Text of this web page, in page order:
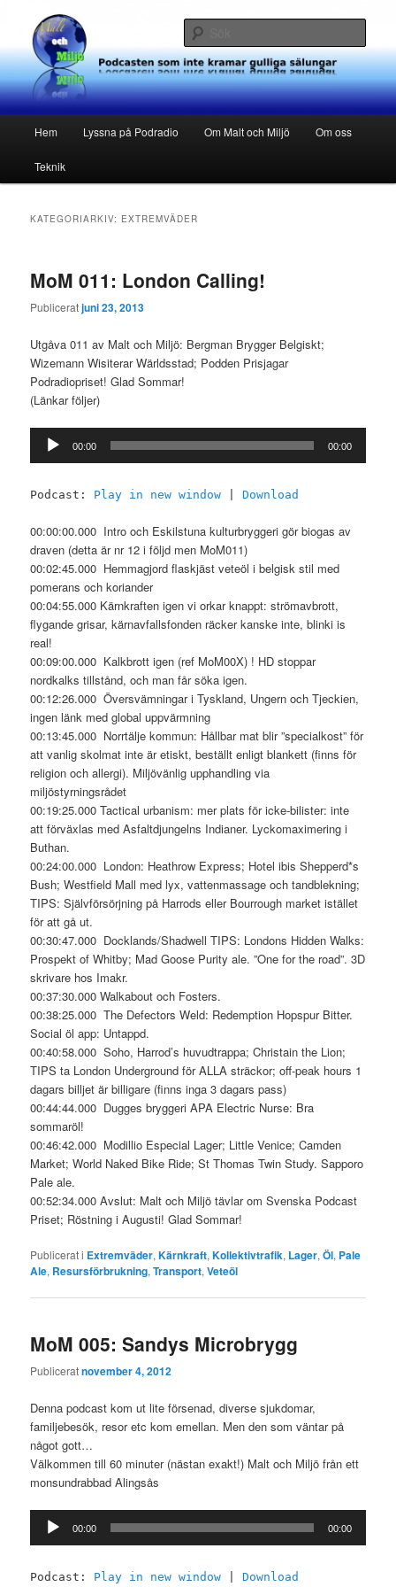
primärt
innehåll
sekundärt
innehållMalt och Miljö
Hem Lyssna på Podradio Om Malt och Miljö Om oss
Teknik
KATEGORIARKIV: EXTREMVÄDER
MoM 011: London Calling!
Publiceratjuni 23, 2013
Utgåva 011 av Malt och Miljö: Bergman Brygger Belgiskt;
Wizemann Wisiterar Wärldsstad; Podden Prisjagar
Podradiopriset! Glad Sommar!
(Länkar följer)
00:00 00:00
Podcast: Play in new window |Download
00:00:00.000 Intro och Eskilstuna kulturbryggeri gör biogas av
draven (detta är nr 12 i följd men MoM011)
00:02:45.000 Hemmagjord flaskjäst veteöl i belgisk stil med
pomerans och koriander
00:04:55.000 Kärnkraften igen vi orkar knappt: strömavbrott,
flygande grisar, kärnavfallsfonden räcker kanske inte, blinki is
real!
00:09:00.000 Kalkbrott igen (ref MoM00X) ! HD stoppar
nordkalks tillstånd, och man får söka igen.
00:12:26.000 Översvämningar i Tyskland, Ungern och Tjeckien,
ingen länk med global uppvärmning
00:13:45.000 Norrtälje kommun: Hållbar mat blir ”specialkost” för
att vanlig skolmat inte är etiskt, beställt enligt blankett (finns för
religion och allergi). Miljövänlig upphandling via
miljöstyrningsrådet
00:19:25.000 Tactical urbanism: mer plats för icke-bilister: inte
att förväxlas med Asfaltdjungelns Indianer. Lyckomaximering i
Buthan.
00:24:00.000 London: Heathrow Express; Hotel ibis Shepperd*s
Bush; Westfield Mall med lyx, vattenmassage och tandblekning;
TIPS: Självförsörjning på Harrods eller Bourrough market istället
för att gå ut.
00:30:47.000 Docklands/Shadwell TIPS: Londons Hidden Walks:
Prospekt of Whitby; Mad Goose Purity ale. ”One for the road”. 3D
skrivare hos Imakr.
00:37:30.000 Walkabout och Fosters.
00:38:25.000 The Defectors Weld: Redemption Hopspur Bitter.
Social öl app: Untappd.
00:40:58.000 Soho, Harrod’s huvudtrappa; Christain the Lion;
TIPS ta London Underground för ALLA sträckor; off-peak hours 1
dagars billjet är billigare (finns inga 3 dagars pass)
00:44:44.000 Dugges bryggeri APA Electric Nurse: Bra
sommaröl!
00:46:42.000 Modillio Especial Lager; Little Venice; Camden
Market; World Naked Bike Ride; St Thomas Twin Study. Sapporo
Pale ale.
00:52:34.000 Avslut: Malt och Miljö tävlar om Svenska Podcast
Priset; Röstning i Augusti! Glad Sommar!
Publicerat i Extremväder,Kärnkraft,Kollektivtrafik, Lager,Öl, Pale
Ale, Resursförbrukning,Transport,Veteöl
MoM 005: Sandys Microbrygg
Publiceratnovember 4, 2012
Denna podcast kom ut lite försenad, diverse sjukdomar,
familjebesök, resor etc kom emellan. Men den som väntar på
något gott…
Välkommen till 60 minuter (nästan exakt!) Malt och Miljö från ett
monsundrabbad Alingsås
00:00 00:00
Podcast: Play in new window |Download